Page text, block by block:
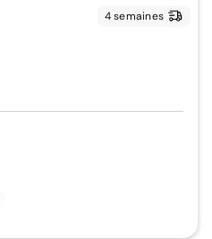
4 semaines